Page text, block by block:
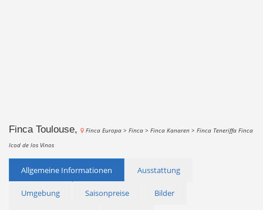
Finca Toulouse, Finca Europa > Finca > Finca Kanaren > Finca Teneriffa Finca
Icod de los Vinos
Allgemeine Informationen Ausstattung
Umgebung Saisonpreise Bilder